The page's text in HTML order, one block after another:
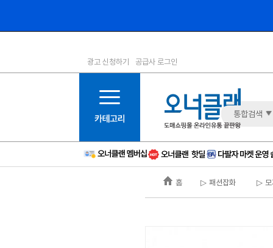
1등급
6등급
11등급
12등급
15등급
16등급
광고 신청하기 공급사 로그인
통합검색
홈 ▷ 패션잡화 ▷ 모